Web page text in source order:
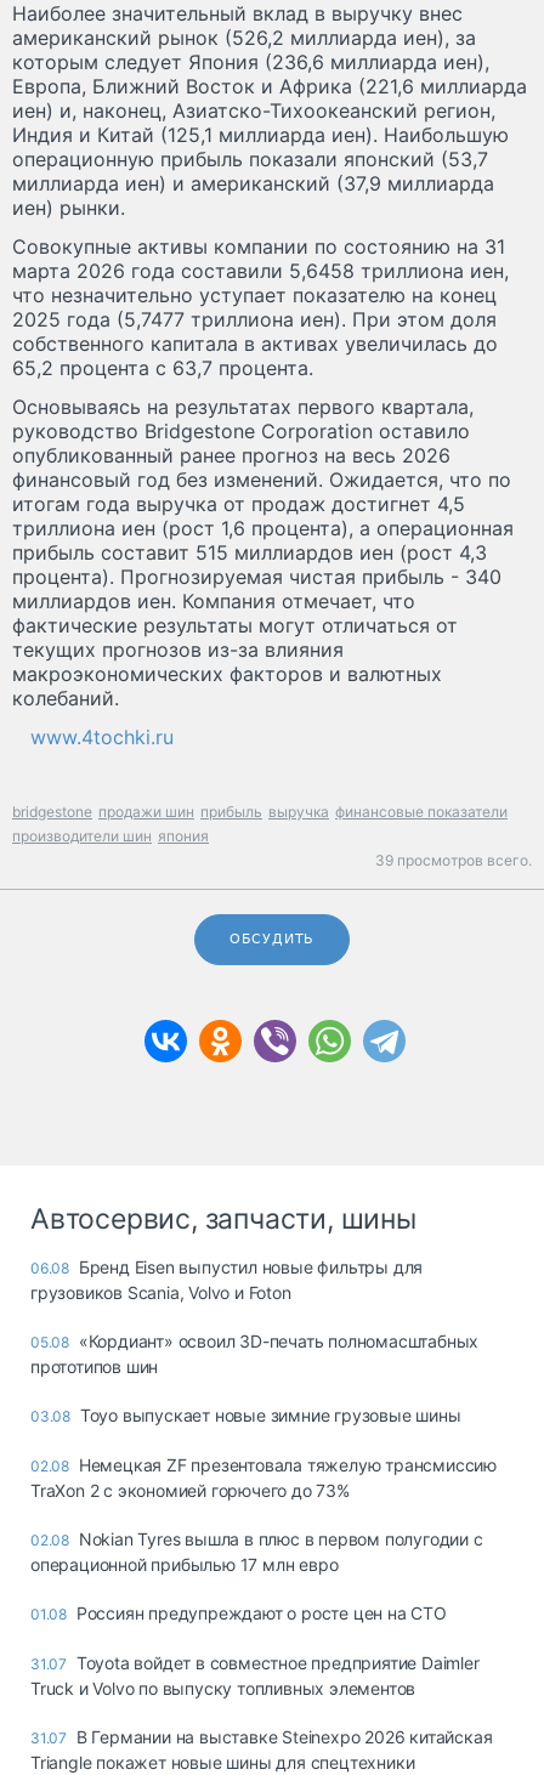
Наиболее значительный вклад в выручку внес
американский рынок (526,2 миллиарда иен), за
которым следует Япония (236,6 миллиарда иен),
Европа, Ближний Восток и Африка (221,6 миллиарда
иен) и, наконец, Азиатско-Тихоокеанский регион,
Индия и Китай (125,1 миллиарда иен). Наибольшую
операционную прибыль показали японский (53,7
миллиарда иен) и американский (37,9 миллиарда
иен) рынки.
Совокупные активы компании по состоянию на 31
марта 2026 года составили 5,6458 триллиона иен,
что незначительно уступает показателю на конец
2025 года (5,7477 триллиона иен). При этом доля
собственного капитала в активах увеличилась до
65,2 процента с 63,7 процента.
Основываясь на результатах первого квартала,
руководство Bridgestone Corporation оставило
опубликованный ранее прогноз на весь 2026
финансовый год без изменений. Ожидается, что по
итогам года выручка от продаж достигнет 4,5
триллиона иен (рост 1,6 процента), а операционная
прибыль составит 515 миллиардов иен (рост 4,3
процента). Прогнозируемая чистая прибыль - 340
миллиардов иен. Компания отмечает, что
фактические результаты могут отличаться от
текущих прогнозов из-за влияния
макроэкономических факторов и валютных
колебаний.
www.4tochki.ru
bridgestone продажи шин прибыль выручка финансовые показатели
производители шин япония
39 просмотров всего.
ОБСУДИТЬ
Автосервис, запчасти, шины
06.08 Бренд Eisen выпустил новые фильтры для
грузовиков Scania, Volvo и Foton
05.08 «Кордиант» освоил 3D-печать полномасштабных
прототипов шин
03.08 Toyo выпускает новые зимние грузовые шины
02.08 Немецкая ZF презентовала тяжелую трансмиссию
TraXon 2 с экономией горючего до 73%
02.08 Nokian Tyres вышла в плюс в первом полугодии с
операционной прибылью 17 млн евро
01.08 Россиян предупреждают о росте цен на СТО
31.07 Toyota войдет в совместное предприятие Daimler
Truck и Volvo по выпуску топливных элементов
31.07
В Германии на выставке Steinexpo 2026 китайская
Triangle покажет новые шины для спецтехники